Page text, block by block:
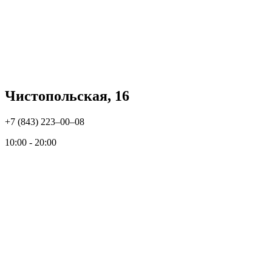
Чистопольская, 16
+7 (843) 223‒00‒08
10:00 - 20:00